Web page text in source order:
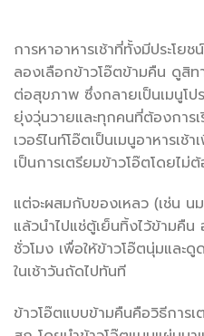
การหาอาหารเช้าที่ทั้งมีประโย
ลองเลือกข้าวโอ๊ตข้ามคืน ดูสิ
ต่อสุขภาพ ซึ่งกลายเป็นเมนูโ
ยุ่งวุ่นวายและทุกคนที่ต้องการ
เวอร์ไนท์โอ๊ตเป็นเมนูอาหารเ
เป็นการเตรียมข้าวโอ๊ตโดยไม่
แต่จะผสมกับของเหลว (เช่น น
แล้วนำไปแช่ตู้เย็นทิ้งไว้ข้ามคื
ชั่วโมง เพื่อให้ข้าวโอ๊ตนุ่มและ
ในเช้าวันถัดไปทันที
ข้าวโอ๊ตแบบข้ามคืนคือวิธีการ